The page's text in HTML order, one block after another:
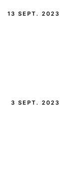
13 SEPT. 2023
3 SEPT. 2023